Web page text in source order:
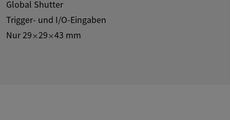
Global Shutter
Trigger- und I/O-Eingaben
Nur 29×29×43 mm